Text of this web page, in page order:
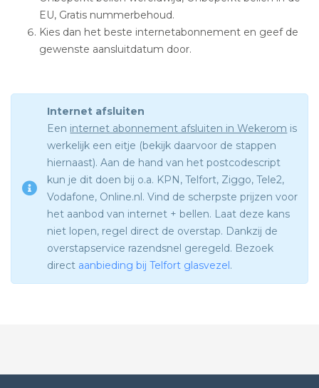
EU, Gratis nummerbehoud.
Kies dan het beste internetabonnement en geef de
gewenste aansluitdatum door.
Internet afsluiten
Een internet abonnement afsluiten in Wekerom is
werkelijk een eitje (bekijk daarvoor de stappen
hiernaast). Aan de hand van het postcodescript
kun je dit doen bij o.a. KPN, Telfort, Ziggo, Tele2,
Vodafone, Online.nl. Vind de scherpste prijzen voor
het aanbod van internet + bellen. Laat deze kans
niet lopen, regel direct de overstap. Dankzij de
overstapservice razendsnel geregeld. Bezoek
direct aanbieding bij Telfort glasvezel .